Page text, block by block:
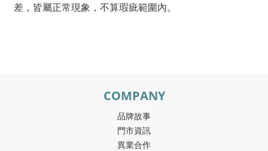
差，皆屬正常現象，不算瑕疵範圍內。
COMPANY
品牌故事
門市資訊
異業合作